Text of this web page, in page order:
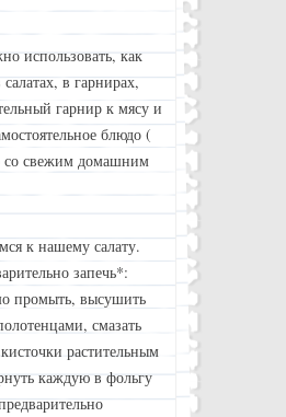
использовать, как
в гарнирах,
гарнир к мясу и
блюдо (
со свежим домашним
к нашему салату.
запечь*:
промыть, высушить
смазать
растительным
каждую в фольгу